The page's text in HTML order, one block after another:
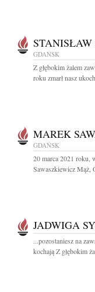
GDAŃSK
Z głębokim żalem
roku zmarł nasz
MAREK
GDAŃSK
20 marca 2021 roku,
Sawaszkiewicz Mąż,
JADWIGA
...pozostaniesz na
kochają Z głębokim